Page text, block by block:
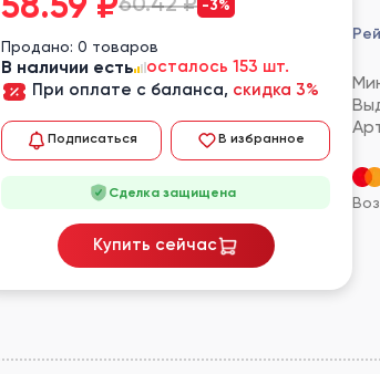
60.42 ₽ -3%
Продано: 0 товаров
В наличии есть
осталось 153 шт.
При оплате с баланса, скидка 3%
Подписаться В избранное
Сделка защищена
Купить сейчас